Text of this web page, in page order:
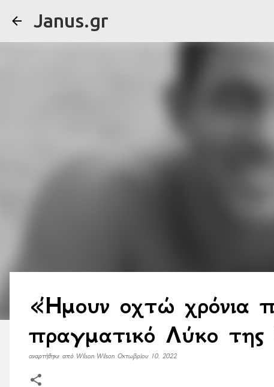
Janus.gr
«Ήμουν οχτώ χρόνια
πραγματικό Λύκο της
αναρτήθηκε από Wilson Wilson Οκτωβρίου 10, 2022